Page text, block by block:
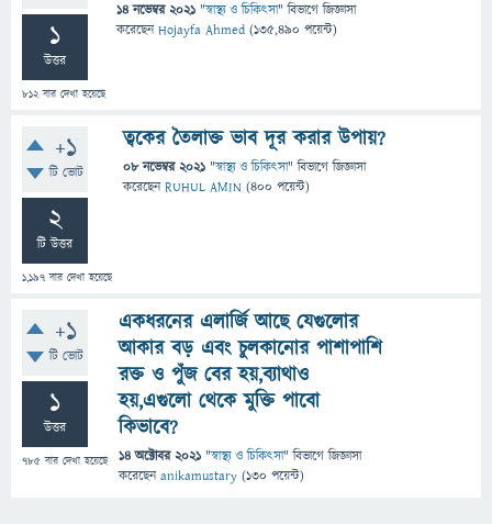
1
উত্তর
812বার দেখা হয়েছে
14 নভেম্বর 2021 "স্বাস্থ্য ও চিকিৎসা" বিভাগে জিজ্ঞাসা
করেছেনHojayfa Ahmed (135,490 পয়েন্ট)
+1
টি ভোট
2
টি উত্তর
1,197 বার দেখা হয়েছে
ত্বকের তৈলাক্ত ভাব দূর করার উপায়?
08 নভেম্বর 2021 "স্বাস্থ্য ও চিকিৎসা" বিভাগে জিজ্ঞাসা
করেছেনRUHUL AMIN (400 পয়েন্ট)
+1
টি ভোট
1
উত্তর
785 বার দেখা হয়েছে
একধরনের এলার্জি আছে যেগুলোর
আকার বড় এবং চুলকানোর পাশাপাশি
রক্ত ও পুঁজ বের হয়,ব‍্যাথাও
হয়,এগুলো থেকে মুক্তি পাবো
কিভাবে?
14 অক্টোবর 2021 "স্বাস্থ্য ও চিকিৎসা" বিভাগে জিজ্ঞাসা
করেছেনanikamustary (130 পয়েন্ট)